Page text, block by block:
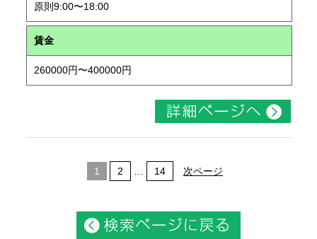
原則9:00〜18:00
賃金
260000円〜400000円
1 2 14 次ページ